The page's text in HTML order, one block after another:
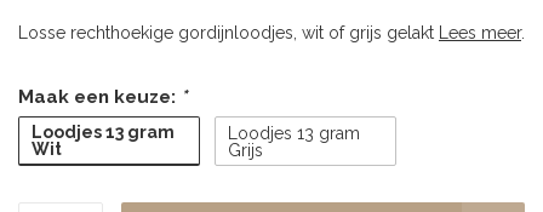
Losse rechthoekige gordijnloodjes, wit of grijs gelakt Lees meer.
Maak een keuze: *
Loodjes 13 gram
Wit
Loodjes 13 gram
Grijs